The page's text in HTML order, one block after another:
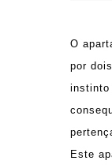
O
por
instinto
Este